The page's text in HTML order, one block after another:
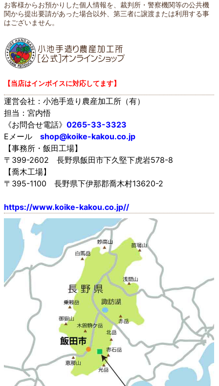
お客様からお預かりした個人情報を、裁判所・警察機関等の公共機
関から提出要請があった場合以外、第三者に譲渡または利用する事
はございません。
【当店はインボイスに対応してます】
運営会社：小池手造り農産加工所（有）
担当：宮内悟
《お問合せ電話》 0265-33-3323
Eメール shop@koike-kakou.co.jp
【事務所・飯田工場】
〒399-2602 長野県飯田市下久堅下虎岩578-8
【喬木工場】
〒395-1100 長野県下伊那郡喬木村13620-2
https://www.koike-kakou.co.jp//